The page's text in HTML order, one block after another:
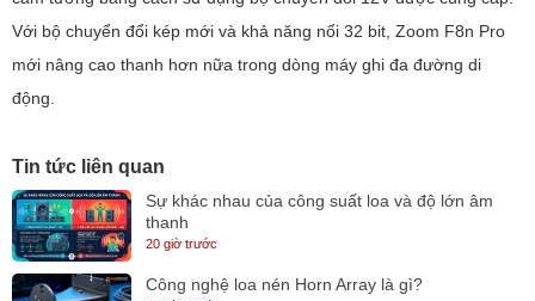
Với bộ chuyển đổi kép mới và khả năng nổi 32 bit, Zoom F8n Pro
mới nâng cao thanh hơn nữa trong dòng máy ghi đa đường di
động.
Tin tức liên quan
Sự khác nhau của công suất loa và độ lớn âm
thanh
20 giờ trước
Công nghệ loa nén Horn Array là gì?